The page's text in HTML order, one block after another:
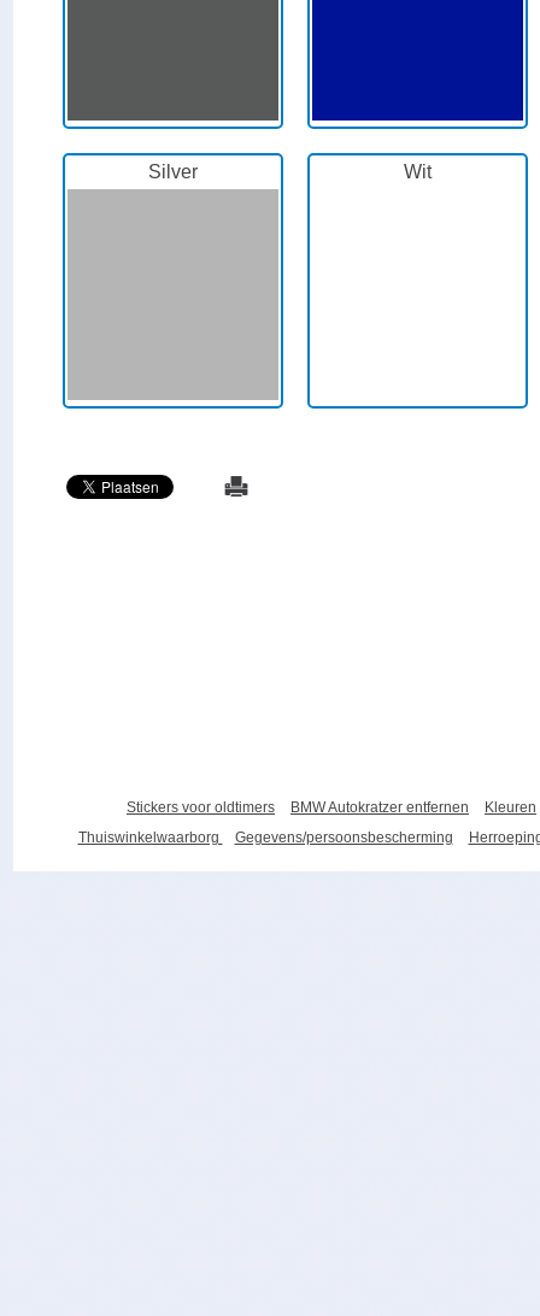
Silver Wit
Stickers voor oldtimers BMW Autokratzer entfernen
Kleuren
Thuiswinkelwaarborg
Gegevens/persoonsbescherming